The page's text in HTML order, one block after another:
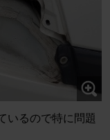
いるので特に問題